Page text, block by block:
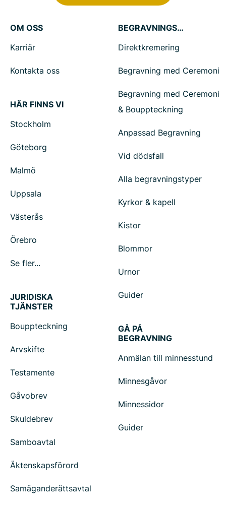
OM OSS
Karriär
Kontakta oss
HÄR FINNS VI
Stockholm
Göteborg
Malmö
Uppsala
Västerås
Örebro
Se fler...
BEGRAVNINGSTJÄNSTER
Direktkremering
Begravning med Ceremoni
Begravning med Ceremoni
& Bouppteckning
Anpassad Begravning
Vid dödsfall
Alla begravningstyper
Kyrkor & kapell
Kistor
Blommor
Urnor
Guider
JURIDISKA
TJÄNSTER
Bouppteckning
Arvskifte
Testamente
Gåvobrev
Skuldebrev
Samboavtal
Äktenskapsförord
Samäganderättsavtal
GÅ PÅ
BEGRAVNING
Anmälan till minnesstund
Minnesgåvor
Minnessidor
Guider